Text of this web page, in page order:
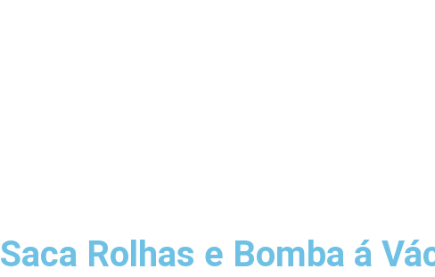
Saca Rolhas e Bomba á